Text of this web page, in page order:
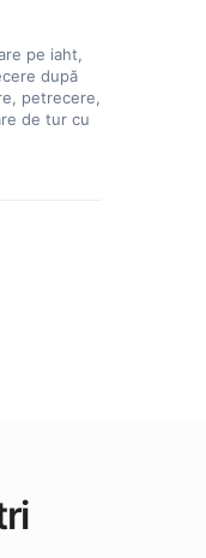
pe iaht,
după
petrecere,
de tur cu